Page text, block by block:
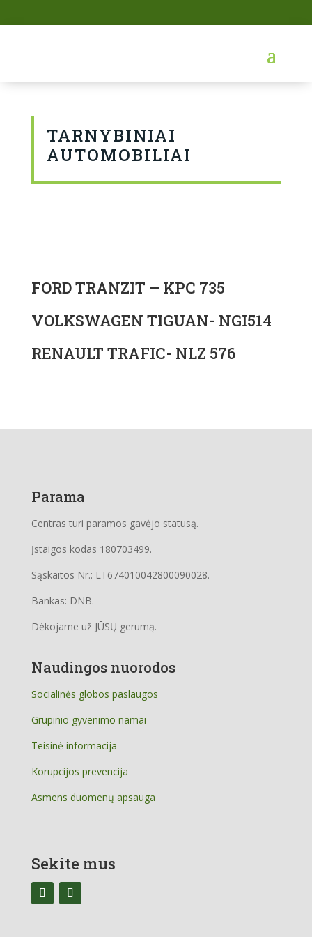
TARNYBINIAI
AUTOMOBILIAI
FORD TRANZIT – KPC 735
VOLKSWAGEN TIGUAN- NGI514
RENAULT TRAFIC- NLZ 576
Parama
Centras turi paramos gavėjo statusą.
Įstaigos kodas 180703499.
Sąskaitos Nr.: LT674010042800090028.
Bankas: DNB.
Dėkojame už JŪSŲ gerumą.
Naudingos nuorodos
Socialinės globos paslaugos
Grupinio gyvenimo namai
Teisinė informacija
Korupcijos prevencija
Asmens duomenų apsauga
Sekite mus